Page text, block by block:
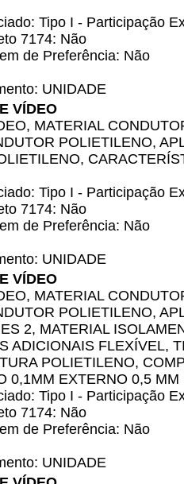
Tipo I - Participação
7174: Não
de Preferência: Não
UNIDADE
VÍDEO
MATERIAL
POLIETILENO,
Tipo I - Participação
7174: Não
de Preferência: Não
UNIDADE
VÍDEO
MATERIAL
POLIETILENO,
2, MATERIAL
ADICIONAIS FLEXÍVEL,
POLIETILENO,
0,1MM EXTERNO 0,5 MM
Tipo I - Participação
7174: Não
de Preferência: Não
UNIDADE